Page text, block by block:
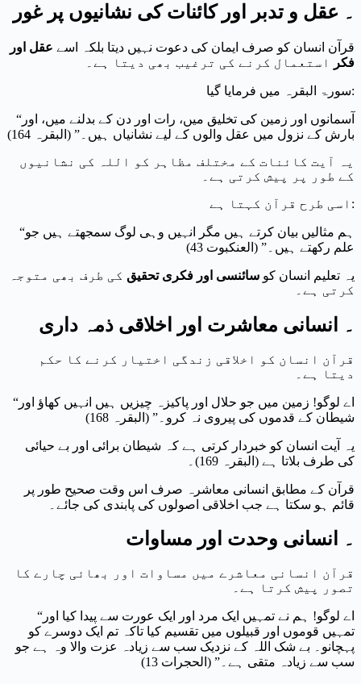
۔ عقل و تدبر اور کائنات کی نشانیوں پر غور
قرآن انسان کو صرف ایمان کی دعوت نہیں دیتا بلکہ اسے عقل اور
فکر
استعمال کرنے کی ترغیب بھی دیتا ہے۔
سورۃ البقرہ میں فرمایا گیا:
“آسمانوں اور زمین کی تخلیق میں، رات اور دن کے بدلنے میں، اور
بارش کے نزول میں عقل والوں کے لیے نشانیاں ہیں۔” (البقرہ 164)
یہ آیت کائنات کے مختلف مظاہر کو اللہ کی نشانیوں
کے طور پر پیش کرتی ہے۔
اسی طرح قرآن کہتا ہے:
“ہم مثالیں بیان کرتے ہیں مگر انہیں وہی لوگ سمجھتے ہیں جو
علم رکھتے ہیں۔” (العنكبوت 43)
یہ تعلیم انسان کو سائنسی اور فکری تحقیق کی طرف بھی متوجہ
کرتی ہے۔
۔ انسانی معاشرت اور اخلاقی ذمہ داری
قرآن انسان کو اخلاقی زندگی اختیار کرنے کا حکم
دیتا ہے۔
“اے لوگو! زمین میں جو حلال اور پاکیزہ چیزیں ہیں انہیں کھاؤ اور
شیطان کے قدموں کی پیروی نہ کرو۔” (البقرہ 168)
یہ آیت انسان کو خبردار کرتی ہے کہ شیطان برائی اور بے حیائی
کی طرف بلاتا ہے (البقرہ 169)۔
قرآن کے مطابق انسانی معاشرہ صرف اس وقت صحیح طور پر
قائم ہو سکتا ہے جب اخلاقی اصولوں کی پابندی کی جائے۔
۔ انسانی وحدت اور مساوات
قرآن انسانی معاشرے میں مساوات اور بھائی چارے کا
تصور پیش کرتا ہے۔
“اے لوگو! ہم نے تمہیں ایک مرد اور ایک عورت سے پیدا کیا اور
تمہیں قوموں اور قبیلوں میں تقسیم کیا تاکہ تم ایک دوسرے کو
پہچانو۔ بے شک اللہ کے نزدیک سب سے زیادہ عزت والا وہ ہے جو
سب سے زیادہ متقی ہے۔” (الحجرات 13)